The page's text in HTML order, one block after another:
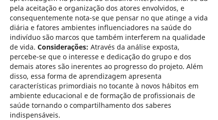
pela aceitação e organização dos atores envolvidos, e
consequentemente nota-se que pensar no que atinge a vida
diária e fatores ambientes influenciadores na saúde do
indivíduo são marcos que também interferem na qualidade
de vida. Considerações: Através da análise exposta,
percebe-se que o interesse e dedicação do grupo e dos
demais atores são inerentes ao progresso do projeto. Além
disso, essa forma de aprendizagem apresenta
características primordiais no tocante à novos hábitos em
ambiente educacional e de formação de profissionais de
saúde tornando o compartilhamento dos saberes
indispensáveis.